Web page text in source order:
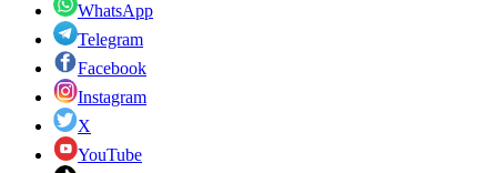
WhatsApp
Telegram
Facebook
Instagram
X
YouTube